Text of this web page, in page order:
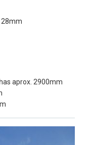
28mm
aprox. 2900mm